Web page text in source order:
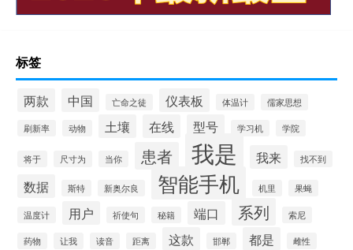
标签
两款 中国 亡命之徒 仪表板 体温计 儒家思想
刷新率 动物 土壤 在线 型号 学习机 学院
将于 尺寸为 当你 患者 我是 我来 找不到
数据 斯特 新奥尔良 智能手机 机里 果蝇
温度计 用户 祈使句 秘籍 端口 系列 索尼
药物 让我 读音 距离 这款 邯郸 都是 雌性